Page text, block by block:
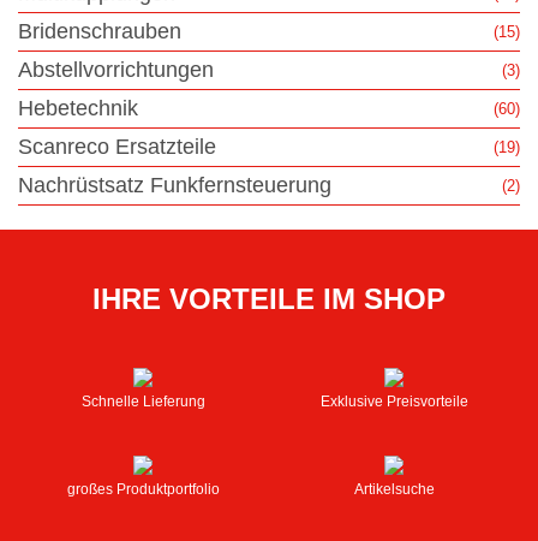
Bridenschrauben (15)
Abstellvorrichtungen (3)
Hebetechnik (60)
Scanreco Ersatzteile (19)
Nachrüstsatz Funkfernsteuerung (2)
IHRE VORTEILE IM SHOP
Schnelle Lieferung Exklusive Preisvorteile
großes Produktportfolio Artikelsuche